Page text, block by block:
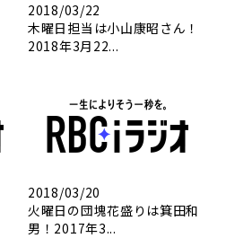
2018/03/22
木曜日担当は小山康昭さん！
2018年3月22...
2018/03/20
火曜日の団塊花盛りは箕田和
男！2017年3...